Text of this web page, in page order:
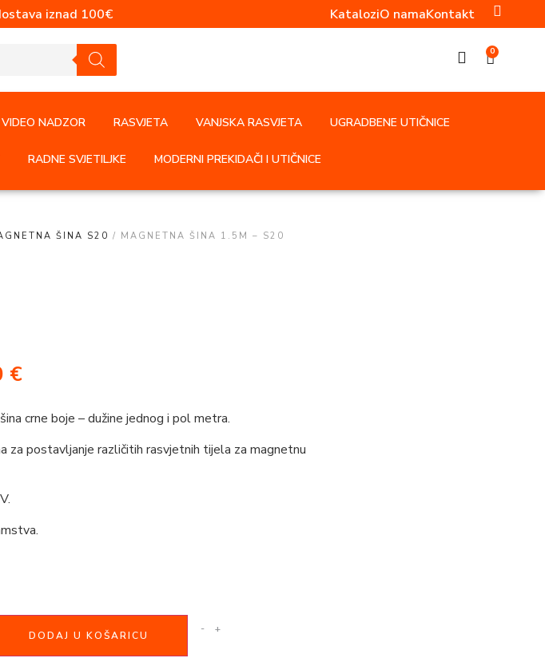
iznad 100€ KataloziO namaKontakt
0
VIDEO NADZOR RASVJETA VANJSKA RASVJETA UGRADBENE UTIČNICE
RADNE SVJETILJKE MODERNI PREKIDAČI I UTIČNICE
ŠINA S20 / MAGNETNA ŠINA 1.5M – S20
€
crne boje – dužine jednog i pol metra.
za postavljanje različitih rasvjetnih tijela za magnetnu
- +
DODAJ U KOŠARICU